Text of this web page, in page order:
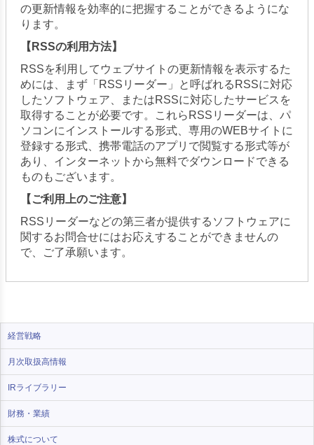
の更新情報を効率的に把握することができるようにな
ります。
【RSSの利用方法】
RSSを利用してウェブサイトの更新情報を表示するた
めには、まず「RSSリーダー」と呼ばれるRSSに対応
したソフトウェア、またはRSSに対応したサービスを
取得することが必要です。これらRSSリーダーは、パ
ソコンにインストールする形式、専用のWEBサイトに
登録する形式、携帯電話のアプリで閲覧する形式等が
あり、インターネットから無料でダウンロードできる
ものもございます。
【ご利用上のご注意】
RSSリーダーなどの第三者が提供するソフトウェアに
関するお問合せにはお応えすることができませんの
で、ご了承願います。
経営戦略
月次取扱高情報
IRライブラリー
財務・業績
株式について